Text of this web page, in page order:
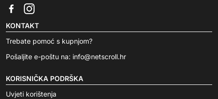
KONTAKT
Trebate pomoć s kupnjom?
Pošaljite e-poštu na: info@netscroll.hr
KORISNIČKA PODRŠKA
Uvjeti korištenja